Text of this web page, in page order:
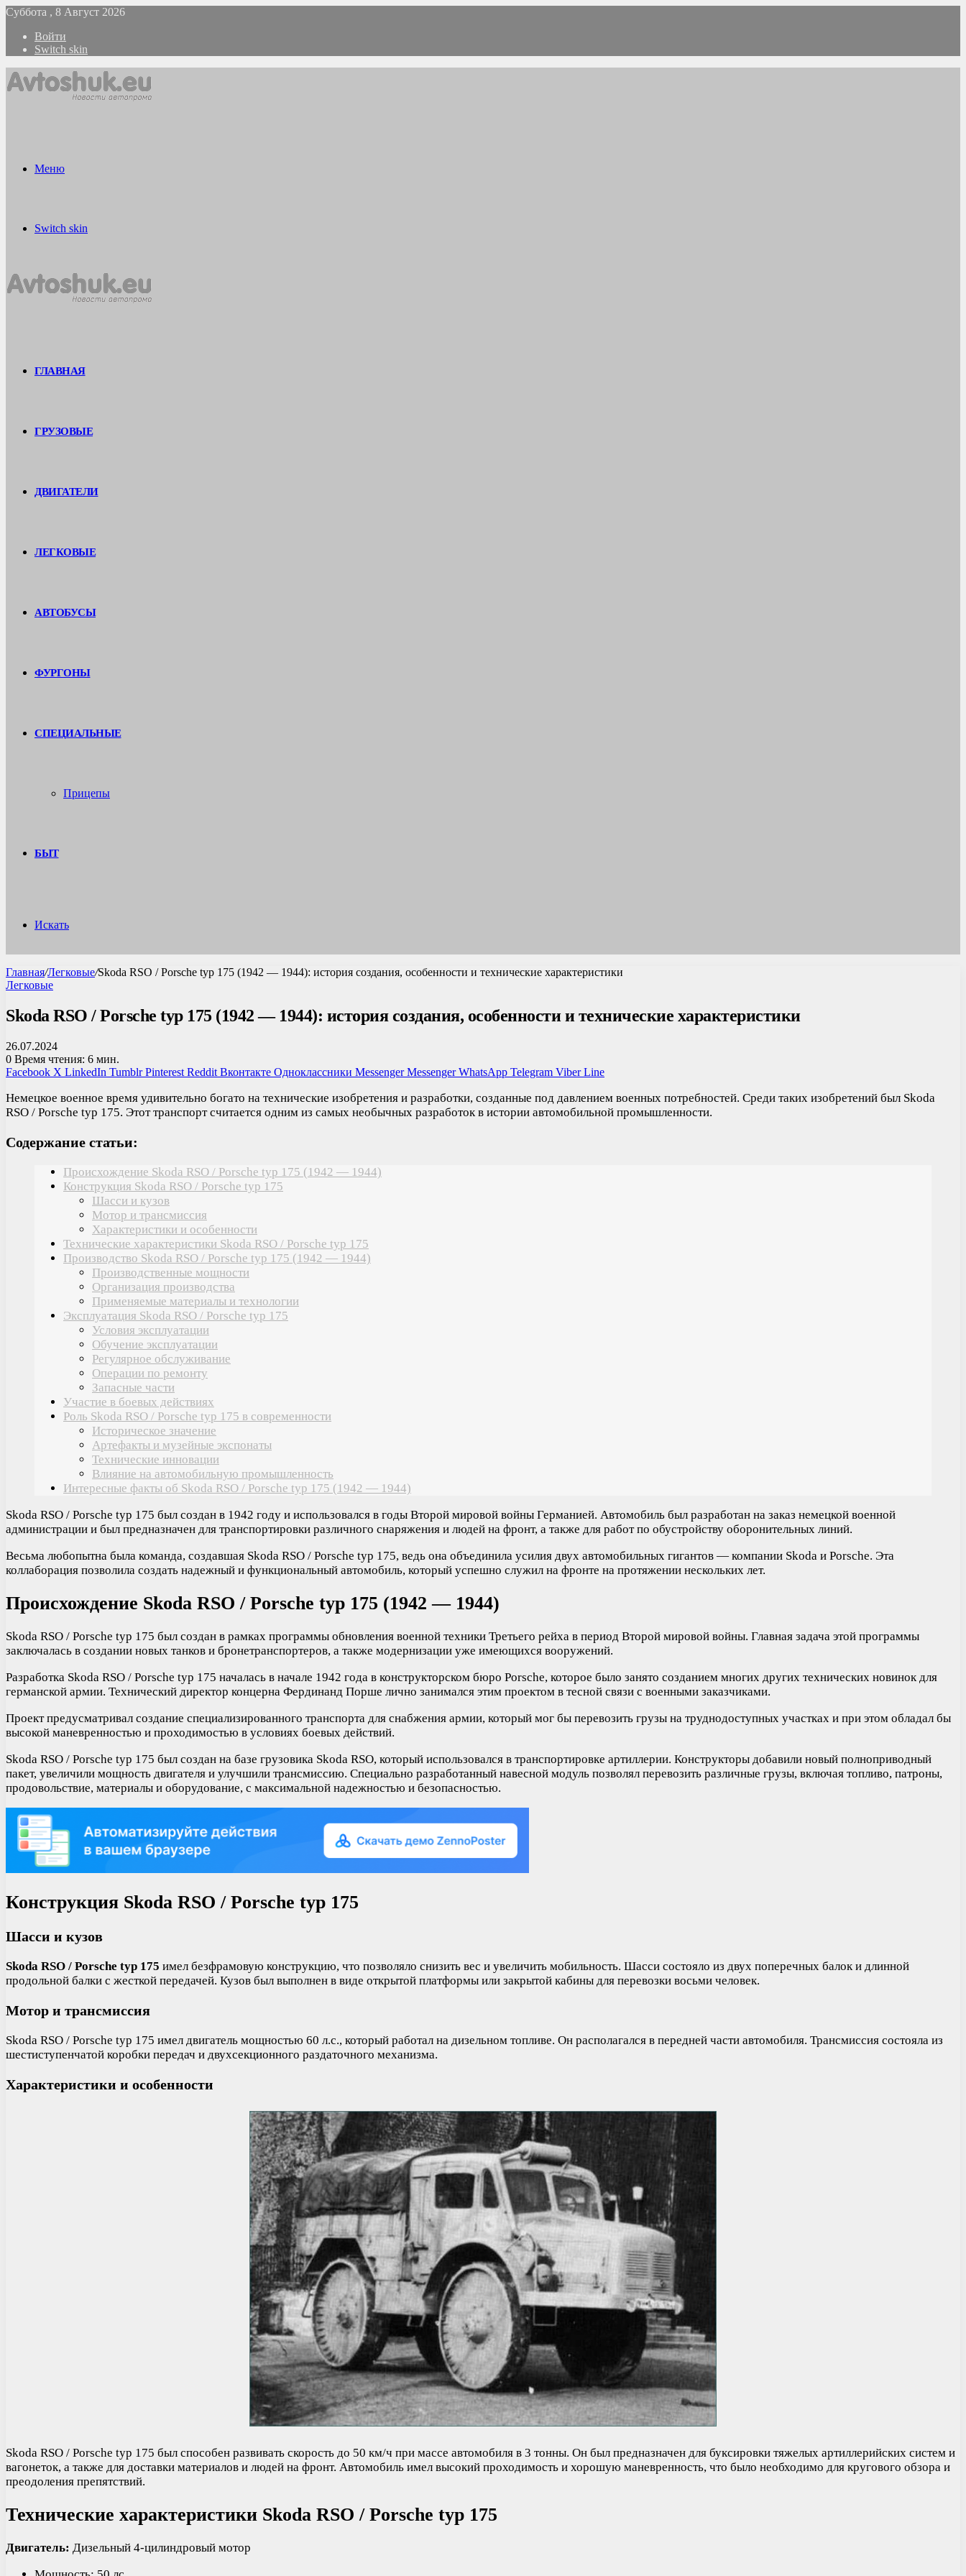
Суббота , 8 Август 2026
Войти
Switch skin
Меню
Switch skin
ГЛАВНАЯ
ГРУЗОВЫЕ
ДВИГАТЕЛИ
ЛЕГКОВЫЕ
АВТОБУСЫ
ФУРГОНЫ
СПЕЦИАЛЬНЫЕ
Прицепы
БЫТ
Искать
Главная/Легковые/Skoda RSO / Porsche typ 175 (1942 — 1944): история создания, особенности и технические характеристики
Легковые
Skoda RSO / Porsche typ 175 (1942 — 1944): история создания, особенности и технические характеристики
26.07.2024
0 Время чтения: 6 мин.
Facebook X LinkedIn Tumblr Pinterest Reddit Вконтакте Одноклассники Messenger Messenger WhatsApp Telegram Viber Line
Немецкое военное время удивительно богато на технические изобретения и разработки, созданные под давлением военных потребностей. Среди таких изобретений был Skoda
RSO / Porsche typ 175. Этот транспорт считается одним из самых необычных разработок в истории автомобильной промышленности.
Содержание статьи:
Происхождение Skoda RSO / Porsche typ 175 (1942 — 1944)
Конструкция Skoda RSO / Porsche typ 175
Шасси и кузов
Мотор и трансмиссия
Характеристики и особенности
Технические характеристики Skoda RSO / Porsche typ 175
Производство Skoda RSO / Porsche typ 175 (1942 — 1944)
Производственные мощности
Организация производства
Применяемые материалы и технологии
Эксплуатация Skoda RSO / Porsche typ 175
Условия эксплуатации
Обучение эксплуатации
Регулярное обслуживание
Операции по ремонту
Запасные части
Участие в боевых действиях
Роль Skoda RSO / Porsche typ 175 в современности
Историческое значение
Артефакты и музейные экспонаты
Технические инновации
Влияние на автомобильную промышленность
Интересные факты об Skoda RSO / Porsche typ 175 (1942 — 1944)
Skoda RSO / Porsche typ 175 был создан в 1942 году и использовался в годы Второй мировой войны Германией. Автомобиль был разработан на заказ немецкой военной
администрации и был предназначен для транспортировки различного снаряжения и людей на фронт, а также для работ по обустройству оборонительных линий.
Весьма любопытна была команда, создавшая Skoda RSO / Porsche typ 175, ведь она объединила усилия двух автомобильных гигантов — компании Skoda и Porsche. Эта
коллаборация позволила создать надежный и функциональный автомобиль, который успешно служил на фронте на протяжении нескольких лет.
Происхождение Skoda RSO / Porsche typ 175 (1942 — 1944)
Skoda RSO / Porsche typ 175 был создан в рамках программы обновления военной техники Третьего рейха в период Второй мировой войны. Главная задача этой программы
заключалась в создании новых танков и бронетранспортеров, а также модернизации уже имеющихся вооружений.
Разработка Skoda RSO / Porsche typ 175 началась в начале 1942 года в конструкторском бюро Porsche, которое было занято созданием многих других технических новинок для
германской армии. Технический директор концерна Фердинанд Порше лично занимался этим проектом в тесной связи с военными заказчиками.
Проект предусматривал создание специализированного транспорта для снабжения армии, который мог бы перевозить грузы на труднодоступных участках и при этом обладал бы
высокой маневренностью и проходимостью в условиях боевых действий.
Skoda RSO / Porsche typ 175 был создан на базе грузовика Skoda RSO, который использовался в транспортировке артиллерии. Конструкторы добавили новый полноприводный
пакет, увеличили мощность двигателя и улучшили трансмиссию. Специально разработанный навесной модуль позволял перевозить различные грузы, включая топливо, патроны,
продовольствие, материалы и оборудование, с максимальной надежностью и безопасностью.
Конструкция Skoda RSO / Porsche typ 175
Шасси и кузов
Skoda RSO / Porsche typ 175 имел безфрамовую конструкцию, что позволяло снизить вес и увеличить мобильность. Шасси состояло из двух поперечных балок и длинной
продольной балки с жесткой передачей. Кузов был выполнен в виде открытой платформы или закрытой кабины для перевозки восьми человек.
Мотор и трансмиссия
Skoda RSO / Porsche typ 175 имел двигатель мощностью 60 л.с., который работал на дизельном топливе. Он располагался в передней части автомобиля. Трансмиссия состояла из
шестиступенчатой коробки передач и двухсекционного раздаточного механизма.
Характеристики и особенности
Skoda RSO / Porsche typ 175 был способен развивать скорость до 50 км/ч при массе автомобиля в 3 тонны. Он был предназначен для буксировки тяжелых артиллерийских систем и
вагонеток, а также для доставки материалов и людей на фронт. Автомобиль имел высокий проходимость и хорошую маневренность, что было необходимо для кругового обзора и
преодоления препятствий.
Технические характеристики Skoda RSO / Porsche typ 175
Двигатель: Дизельный 4-цилиндровый мотор